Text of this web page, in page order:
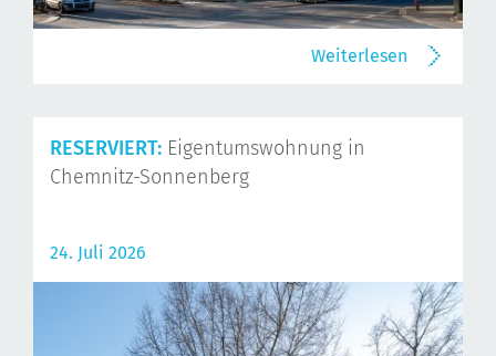
Weiterlesen
RESERVIERT: Eigentumswohnung in
Chemnitz-Sonnenberg
24. Juli 2026